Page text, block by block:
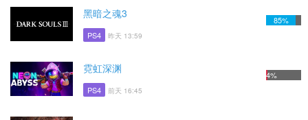
黑暗之魂3
PS4 昨天 13:59
85%
霓虹深渊
PS4 前天 16:45
4%